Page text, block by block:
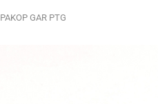
ΡΑΚΟΡ GAR PTG